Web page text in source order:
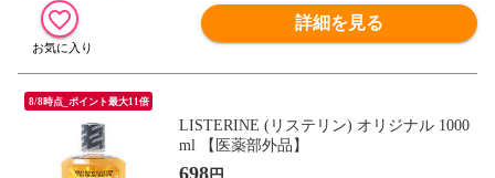
詳細を見る
8/8時点_ポイント最大11倍
LISTERINE (リステリン) オリジナル 1000
ml 【医薬部外品】